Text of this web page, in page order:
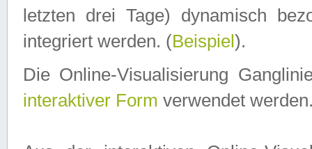
letzten drei Tage) dynamisch
integriert werden. (Beispiel ).
Die Online-Visualisierung
interaktiver Form verwendet